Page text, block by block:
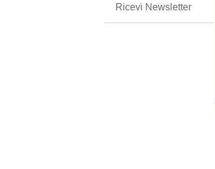
Ricevi Newsletter